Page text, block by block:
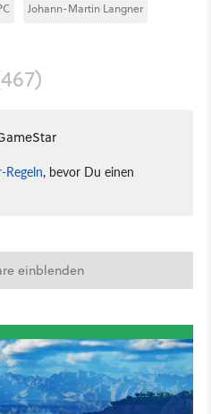
Johann-Martin Langner
Regeln, bevor Du einen
einblenden